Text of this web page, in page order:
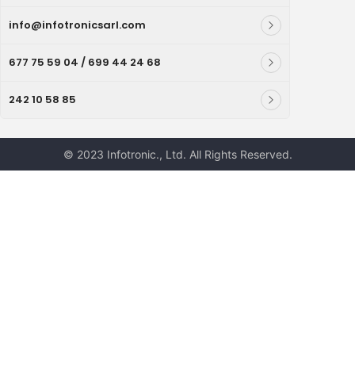
info@infotronicsarl.com
677 75 59 04 / 699 44 24 68
242 10 58 85
© 2023 Infotronic., Ltd. All Rights Reserved.